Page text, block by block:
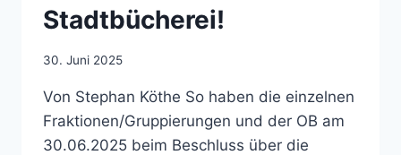
Stadtbücherei!
30. Juni 2025
Von Stephan Köthe So haben die einzelnen
Fraktionen/Gruppierungen und der OB am
30.06.2025 beim Beschluss über die